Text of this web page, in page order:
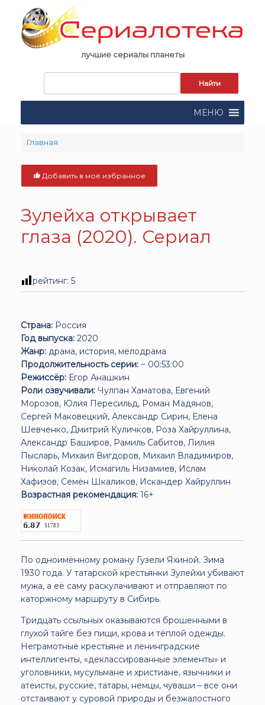
content
лучшие сериалы планеты
поиска:
МЕНЮ
Главная
Добавить в моё избранное
Зулейха открывает
глаза (2020). Сериал
рейтинг: 5
Страна: Россия
Год выпуска: 2020
Жанр: драма, история, мелодрама
Продолжительность серии: ~ 00:53:00
Режиссёр: Егор Анашкин
Роли озвучивали: Чулпан Хаматова, Евгений
Морозов, Юлия Пересильд, Роман Мадянов,
Сергей Маковецкий, Александр Сирин, Елена
Шевченко, Дмитрий Куличков, Роза Хайруллина,
Александр Баширов, Рамиль Сабитов, Лилия
Пысларь, Михаил Вигдоров, Михаил Владимиров,
Николай Козак, Исмагиль Низамиев, Ислам
Хафизов, Семён Шкаликов, Искандер Хайруллин
Возрастная рекомендация: 16+
По одноимённому роману Гузели Яхиной. Зима
1930 года. У татарской крестьянки Зулейхи убивают
мужа, а её саму раскулачивают и отправляют по
каторжному маршруту в Сибирь.
Тридцать ссыльных оказываются брошенными в
глухой тайге без пищи, крова и тёплой одежды.
Неграмотные крестьяне и ленинградские
интеллигенты, «деклассированные элементы» и
уголовники, мусульмане и христиане, язычники и
атеисты, русские, татары, немцы, чуваши – все они
отстаивают у суровой природы и безжалостного